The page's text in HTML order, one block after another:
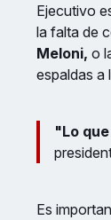
Ejecutivo
la falta de
Meloni, o
espaldas a
"Lo
Es